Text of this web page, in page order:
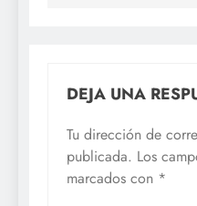
DEJA UNA
Tu dirección de
publicada. Los
marcados con *